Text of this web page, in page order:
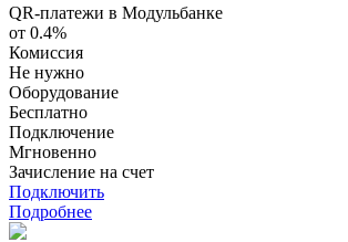
QR-платежи в Модульбанке
от 0.4%
Комиссия
Не нужно
Оборудование
Бесплатно
Подключение
Мгновенно
Зачисление на счет
Подключить
Подробнее